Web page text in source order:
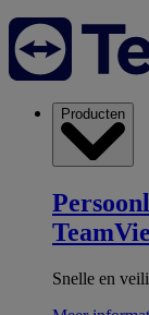
Producten
Snelle en